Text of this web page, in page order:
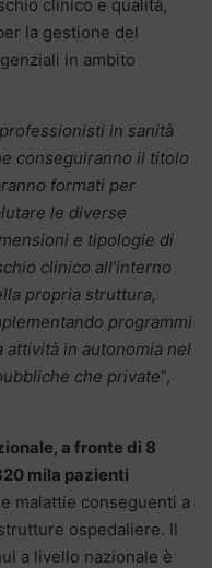
clinico e qualità,
la gestione del
in ambito
in sanità
conseguiranno il titolo
formati per
le diverse
e tipologie di
clinico all’interno
propria struttura,
programmi
in autonomia nel
che private”,
a fronte di 8
mila pazienti
malattie conseguenti a
ospedaliere. Il
a livello nazionale è